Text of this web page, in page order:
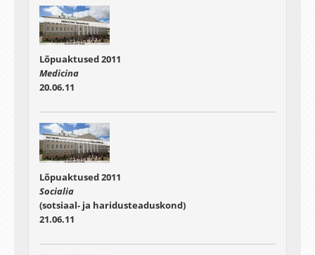
Lõpuaktused 2011
Medicina
20.06.11
Lõpuaktused 2011
Socialia
(sotsiaal- ja haridusteaduskond)
21.06.11